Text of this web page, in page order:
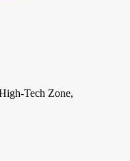
Tech Zone,